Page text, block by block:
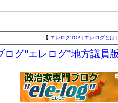
【 エレログTOP | エレログとは
ログ”エレログ”地方議員